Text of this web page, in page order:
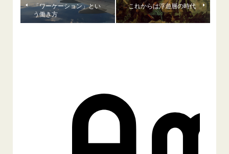
「ワーケーション」とい
う働き方
これからは浮遊層の時代